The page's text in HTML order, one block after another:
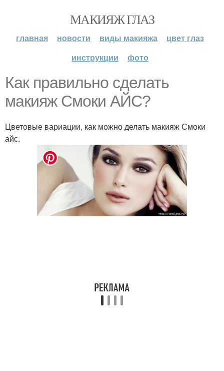
МАКИЯЖ ГЛАЗ
главная новости виды макияжа
цвет глаз
инструкции
фото
Как правильно сделать
макияж Смоки АЙС?
Цветовые вариации, как можно делать макияж Смоки
айс.